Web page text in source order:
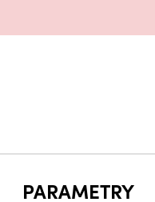
PARAMETRY